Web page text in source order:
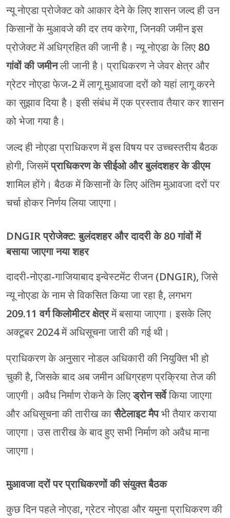
न्यू नोएडा प्रोजेक्ट को आकार देने के लिए शासन जल्द ही उन
किसानों के मुआवजे की दर तय करेगा, जिनकी जमीन इस
प्रोजेक्ट में अधिग्रहित की जानी है। न्यू नोएडा के लिए 80
गांवों की जमीनली जानी है। प्राधिकरण ने जेवर क्षेत्र और
ग्रेटर नोएडा फेज-2 में लागू मुआवजा दरों को यहां लागू करने
का सुझाव दिया है। इसी संबंध में एक प्रस्ताव तैयार कर शासन
को भेजा गया है।
जल्द ही नोएडा प्राधिकरण में इस विषय पर उच्चस्तरीय बैठक
होगी, जिसमेंप्राधिकरण के सीईओ और बुलंदशहर के डीएम
शामिल होंगे। बैठक में किसानों के लिए अंतिम मुआवजा दरों पर
चर्चा होकर निर्णय लिया जाएगा।
DNGIR प्रोजेक्ट: बुलंदशहर और दादरी के 80 गांवों में
बसाया जाएगा नया शहर
दादरी-नोएडा-गाजियाबाद इन्वेस्टमेंट रीजन (DNGIR), जिसे
न्यू नोएडा के नाम से विकसित किया जा रहा है, लगभग
209.11 वर्ग किलोमीटर क्षेत्रमें बसाया जाएगा। इसके लिए
अक्टूबर 2024 में अधिसूचना जारी की गई थी।
प्राधिकरण के अनुसार नोडल अधिकारी की नियुक्ति भी हो
चुकी है, जिसके बाद अब जमीन अधिग्रहण प्रक्रिया तेज की
जाएगी। अवैध निर्माण रोकने के लिएड्रोन सर्वेकिया जाएगा
और अधिसूचना की तारीख कासैटेलाइट मैपभी तैयार कराया
जाएगा। उस तारीख के बाद हुए सभी निर्माण को अवैध माना
जाएगा।
मुआवजा दरों पर प्राधिकरणों की संयुक्त बैठक
कुछ दिन पहले नोएडा, ग्रेटर नोएडा और यमुना प्राधिकरण की